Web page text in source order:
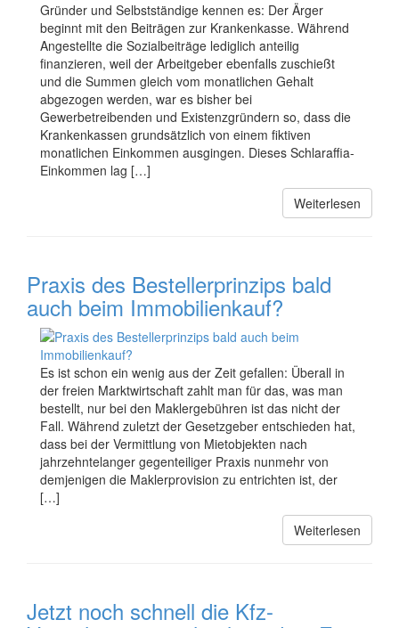
Gründer und Selbstständige kennen es: Der Ärger
beginnt mit den Beiträgen zur Krankenkasse. Während
Angestellte die Sozialbeiträge lediglich anteilig
finanzieren, weil der Arbeitgeber ebenfalls zuschießt
und die Summen gleich vom monatlichen Gehalt
abgezogen werden, war es bisher bei
Gewerbetreibenden und Existenzgründern so, dass die
Krankenkassen grundsätzlich von einem fiktiven
monatlichen Einkommen ausgingen. Dieses Schlaraffia-
Einkommen lag […]
Weiterlesen
Praxis des Bestellerprinzips bald
auch beim Immobilienkauf?
Es ist schon ein wenig aus der Zeit gefallen: Überall in
der freien Marktwirtschaft zahlt man für das, was man
bestellt, nur bei den Maklergebühren ist das nicht der
Fall. Während zuletzt der Gesetzgeber entschieden hat,
dass bei der Vermittlung von Mietobjekten nach
jahrzehntelanger gegenteiliger Praxis nunmehr von
demjenigen die Maklerprovision zu entrichten ist, der
[…]
Weiterlesen
Jetzt noch schnell die Kfz-